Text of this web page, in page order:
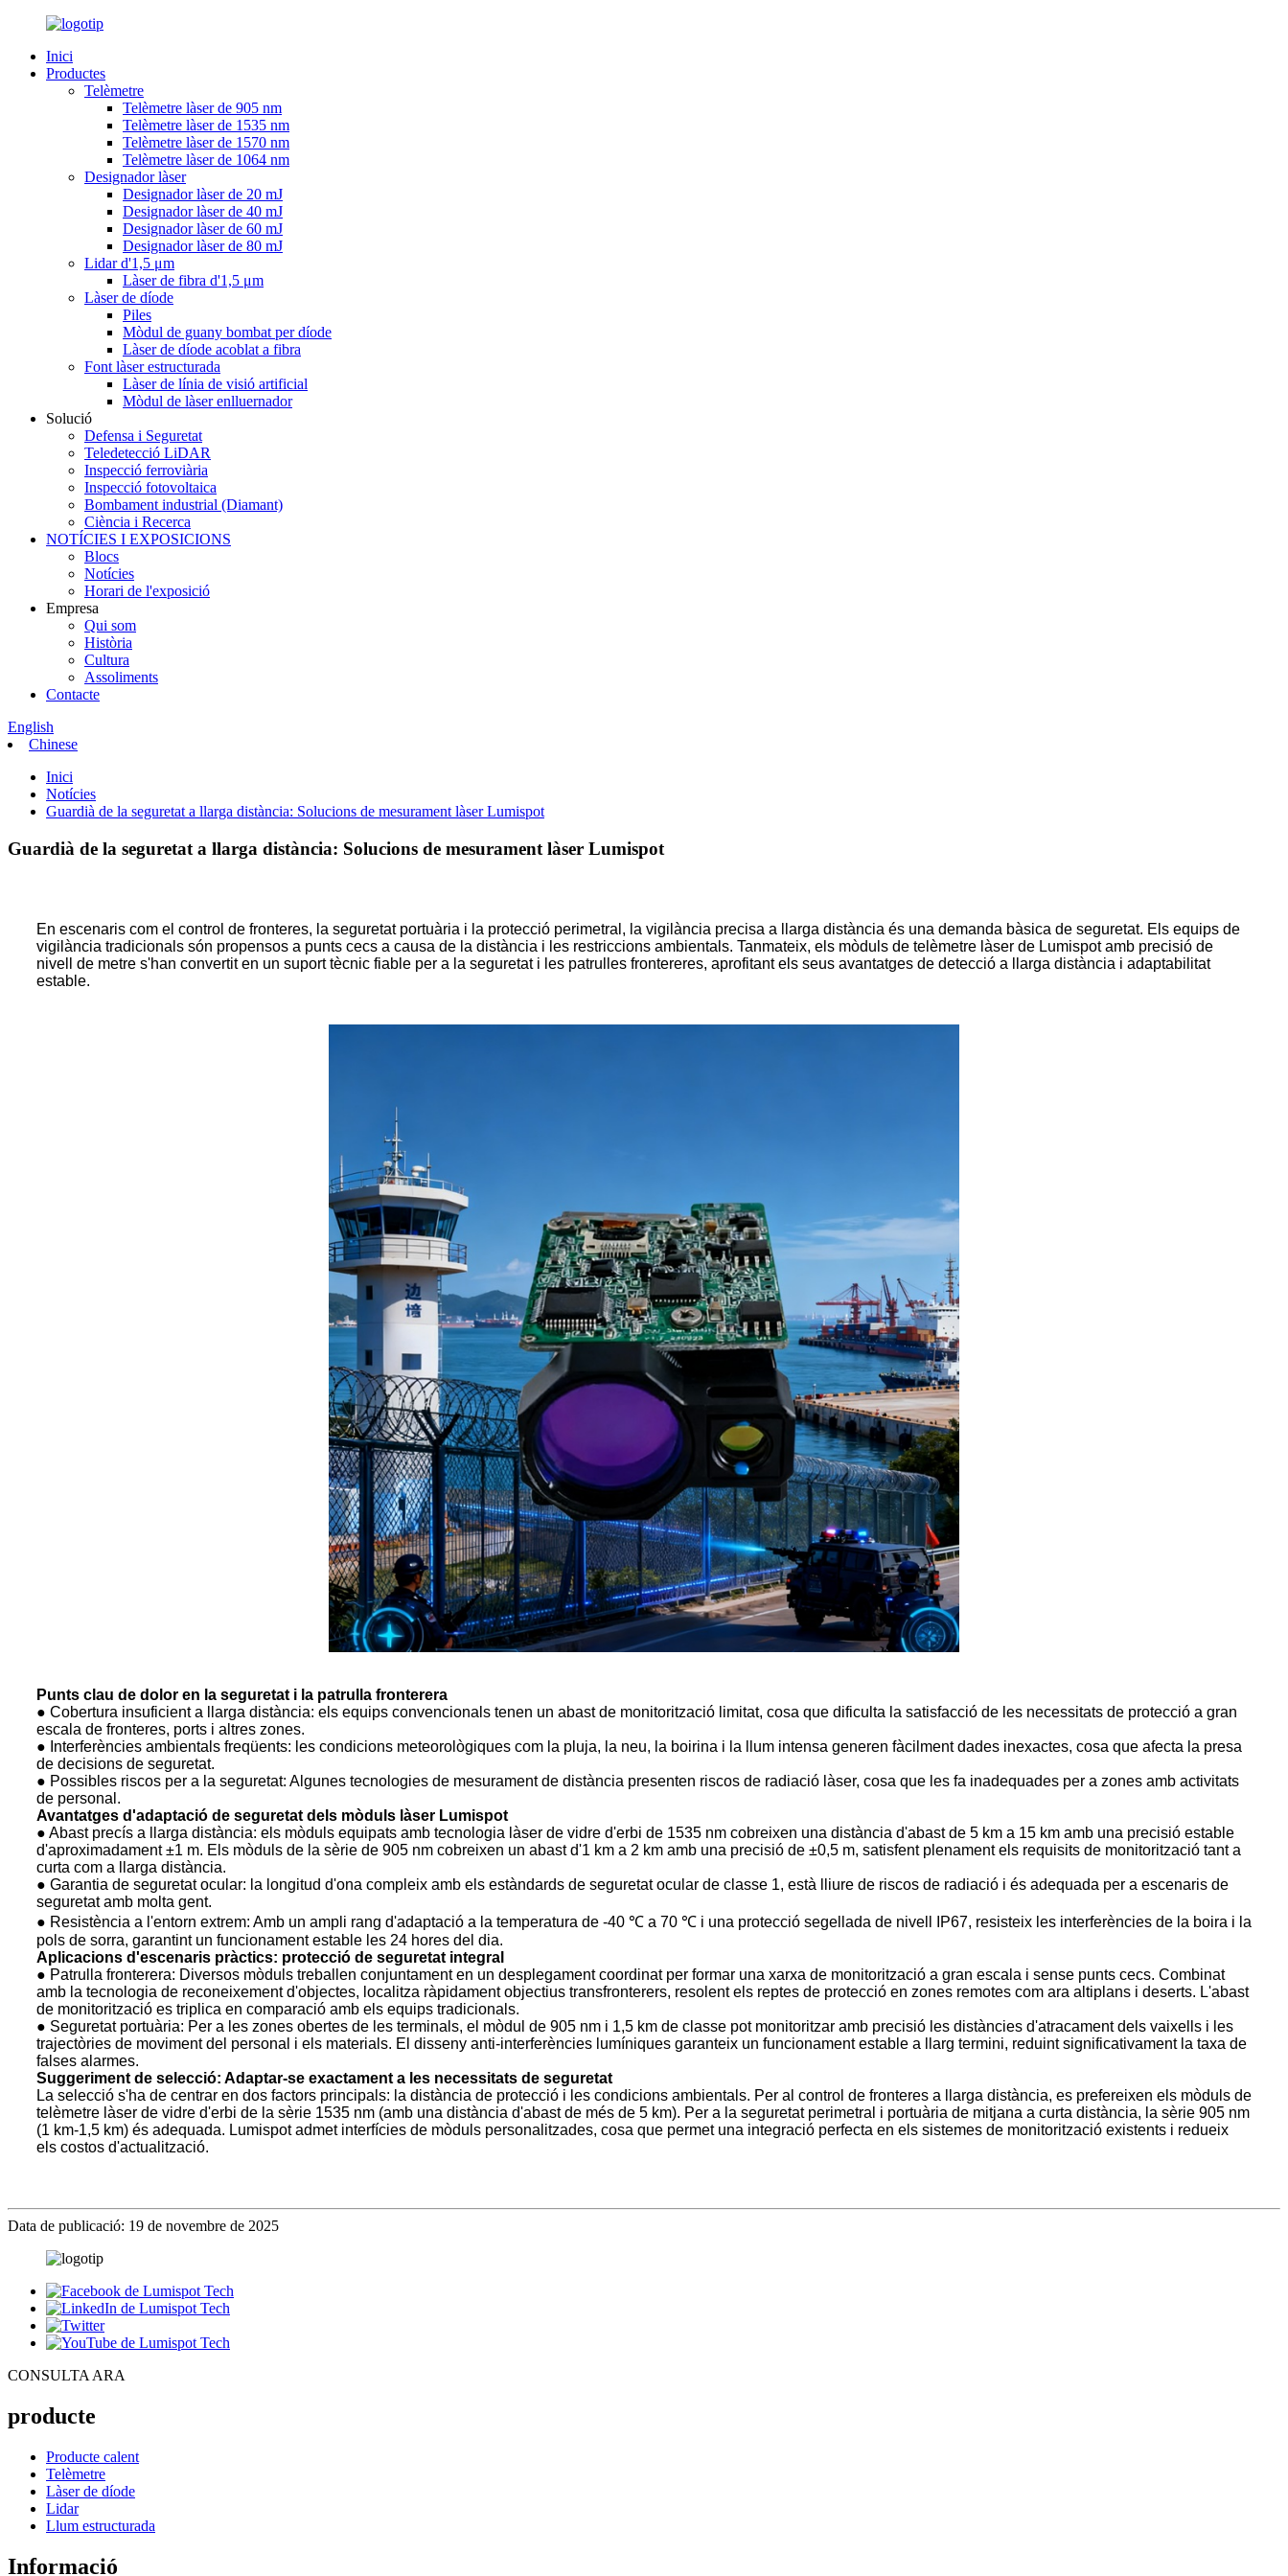
Inici
Productes
Telèmetre
Telèmetre làser de 905 nm
Telèmetre làser de 1535 nm
Telèmetre làser de 1570 nm
Telèmetre làser de 1064 nm
Designador làser
Designador làser de 20 mJ
Designador làser de 40 mJ
Designador làser de 60 mJ
Designador làser de 80 mJ
Lidar d'1,5 μm
Làser de fibra d'1,5 μm
Làser de díode
Piles
Mòdul de guany bombat per díode
Làser de díode acoblat a fibra
Font làser estructurada
Làser de línia de visió artificial
Mòdul de làser enlluernador
Solució
Defensa i Seguretat
Teledetecció LiDAR
Inspecció ferroviària
Inspecció fotovoltaica
Bombament industrial (Diamant)
Ciència i Recerca
NOTÍCIES I EXPOSICIONS
Blocs
Notícies
Horari de l'exposició
Empresa
Qui som
Història
Cultura
Assoliments
Contacte
English
Chinese
Inici
Notícies
Guardià de la seguretat a llarga distància: Solucions de mesurament làser Lumispot
Guardià de la seguretat a llarga distància: Solucions de mesurament làser Lumispot
En escenaris com el control de fronteres, la seguretat portuària i la protecció perimetral, la vigilància precisa a llarga distància és una demanda bàsica de seguretat. Els equips de
vigilància tradicionals són propensos a punts cecs a causa de la distància i les restriccions ambientals. Tanmateix, els mòduls de telèmetre làser de Lumispot amb precisió de
nivell de metre s'han convertit en un suport tècnic fiable per a la seguretat i les patrulles frontereres, aprofitant els seus avantatges de detecció a llarga distància i adaptabilitat
estable.
Punts clau de dolor en la seguretat i la patrulla fronterera
● Cobertura insuficient a llarga distància: els equips convencionals tenen un abast de monitorització limitat, cosa que dificulta la satisfacció de les necessitats de protecció a gran
escala de fronteres, ports i altres zones.
● Interferències ambientals freqüents: les condicions meteorològiques com la pluja, la neu, la boirina i la llum intensa generen fàcilment dades inexactes, cosa que afecta la presa
de decisions de seguretat.
● Possibles riscos per a la seguretat: Algunes tecnologies de mesurament de distància presenten riscos de radiació làser, cosa que les fa inadequades per a zones amb activitats
de personal.
Avantatges d'adaptació de seguretat dels mòduls làser Lumispot
● Abast precís a llarga distància: els mòduls equipats amb tecnologia làser de vidre d'erbi de 1535 nm cobreixen una distància d'abast de 5 km a 15 km amb una precisió estable
d'aproximadament ±1 m. Els mòduls de la sèrie de 905 nm cobreixen un abast d'1 km a 2 km amb una precisió de ±0,5 m, satisfent plenament els requisits de monitorització tant a
curta com a llarga distància.
● Garantia de seguretat ocular: la longitud d'ona compleix amb els estàndards de seguretat ocular de classe 1, està lliure de riscos de radiació i és adequada per a escenaris de
seguretat amb molta gent.
● Resistència a l'entorn extrem: Amb un ampli rang d'adaptació a la temperatura de -40 ℃ a 70 ℃ i una protecció segellada de nivell IP67, resisteix les interferències de la boira i la
pols de sorra, garantint un funcionament estable les 24 hores del dia.
Aplicacions d'escenaris pràctics: protecció de seguretat integral
● Patrulla fronterera: Diversos mòduls treballen conjuntament en un desplegament coordinat per formar una xarxa de monitorització a gran escala i sense punts cecs. Combinat
amb la tecnologia de reconeixement d'objectes, localitza ràpidament objectius transfronterers, resolent els reptes de protecció en zones remotes com ara altiplans i deserts. L'abast
de monitorització es triplica en comparació amb els equips tradicionals.
● Seguretat portuària: Per a les zones obertes de les terminals, el mòdul de 905 nm i 1,5 km de classe pot monitoritzar amb precisió les distàncies d'atracament dels vaixells i les
trajectòries de moviment del personal i els materials. El disseny anti-interferències lumíniques garanteix un funcionament estable a llarg termini, reduint significativament la taxa de
falses alarmes.
Suggeriment de selecció: Adaptar-se exactament a les necessitats de seguretat
La selecció s'ha de centrar en dos factors principals: la distància de protecció i les condicions ambientals. Per al control de fronteres a llarga distància, es prefereixen els mòduls de
telèmetre làser de vidre d'erbi de la sèrie 1535 nm (amb una distància d'abast de més de 5 km). Per a la seguretat perimetral i portuària de mitjana a curta distància, la sèrie 905 nm
(1 km-1,5 km) és adequada. Lumispot admet interfícies de mòduls personalitzades, cosa que permet una integració perfecta en els sistemes de monitorització existents i redueix
els costos d'actualització.
Data de publicació: 19 de novembre de 2025
CONSULTA ARA
producte
Producte calent
Telèmetre
Làser de díode
Lidar
Llum estructurada
Informació